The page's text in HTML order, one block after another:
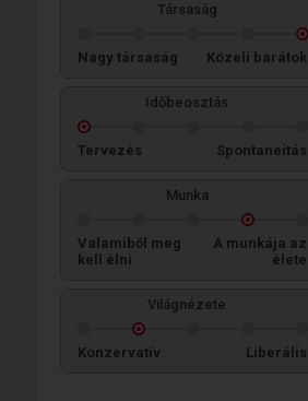
Társaság
Nagy társaság Közeli barátok
Időbeosztás
Tervezés Spontaneitás
Munka
Valamiből meg
kell élni
A munkája az
élete
Világnézete
Konzervatív Liberális